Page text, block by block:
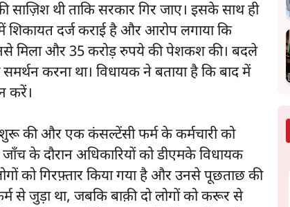
साज़िश थी ताकि सरकार गिर जाए। इसके साथ ही
दर्ज कराई है और आरोप लगाया कि
मिला और 35 करोड़ रुपये की पेशकश की। बदले
करना था। विधायक ने बताया है कि बाद में
करें।
की और एक कंसल्टेंसी फर्म के कर्मचारी को
जाँच के दौरान अधिकारियों को डीएमके विधायक
को गिरफ़्तार किया गया है और उनसे पूछताछ की
से जुड़ा था, जबकि बाक़ी दो लोगों को करूर से